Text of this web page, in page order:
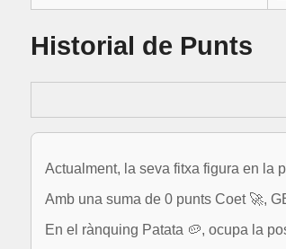
Historial de Punts
Actualment, la seva fitxa figura en la
Amb una suma de 0 punts Coet 🚀,
En el rànquing Patata 🥔, ocupa la